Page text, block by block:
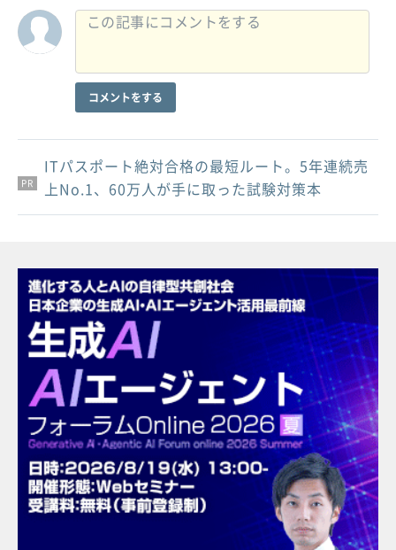
コメントをする
PR
PR
PR
ITパスポート絶対合格の最短ルート。5年連続売
上No.1、60万人が手に取った試験対策本